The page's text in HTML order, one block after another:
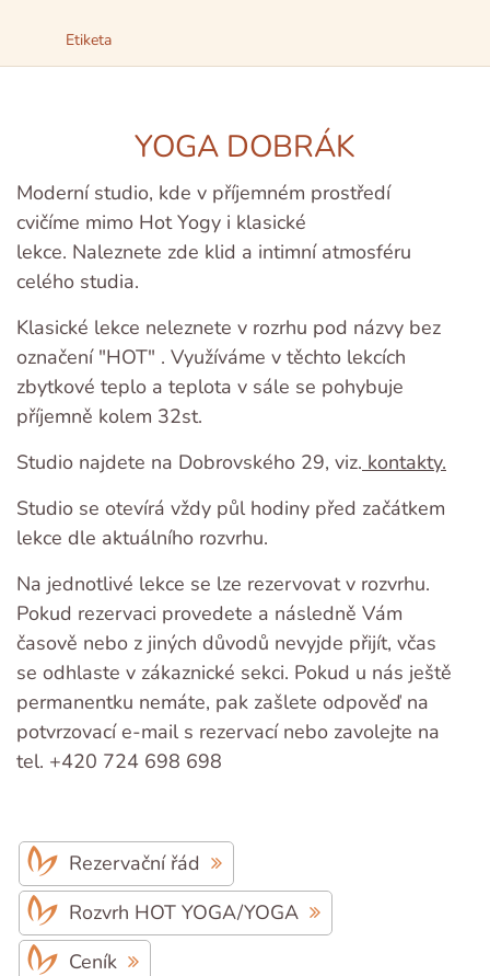
Etiketa
YOGA DOBRÁK
Moderní studio, kde v příjemném prostředí
cvičíme mimo Hot Yogy i klasické
lekce. Naleznete zde klid a intimní atmosféru
celého studia.
Klasické lekce neleznete v rozrhu pod názvy bez
označení "HOT" . Využíváme v těchto lekcích
zbytkové teplo a teplota v sále se pohybuje
příjemně kolem 32st.
Studio najdete na Dobrovského 29, viz. kontakty.
Studio se otevírá vždy půl hodiny před začátkem
lekce dle aktuálního rozvrhu.
Na jednotlivé lekce se lze rezervovat v rozvrhu.
Pokud rezervaci provedete a následně Vám
časově nebo z jiných důvodů nevyjde přijít, včas
se odhlaste v zákaznické sekci. Pokud u nás ještě
permanentku nemáte, pak zašlete odpověď na
potvrzovací e-mail s rezervací nebo zavolejte na
tel. +420 724 698 698
Rezervační řád
Rozvrh HOT YOGA/YOGA
Ceník